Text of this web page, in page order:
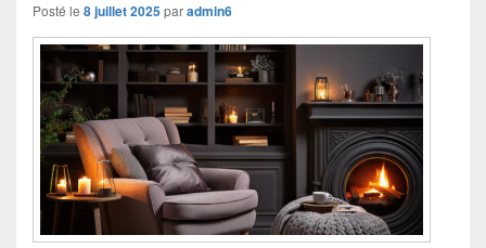
Posté le 8 juillet 2025paradmin6